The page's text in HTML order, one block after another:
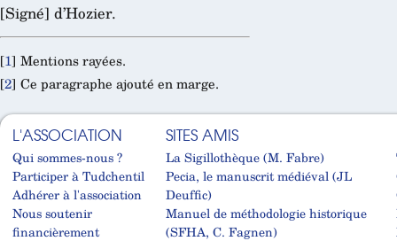
[Signé] d’Hozier.
[1] Mentions rayées.
[2] Ce paragraphe ajouté en marge.
L'ASSOCIATION
Qui sommes-nous ?
Participer à Tudchentil
Adhérer à l'association
Nous soutenir
financièrement
SITES AMIS
La Sigillothèque (M. Fabre)
Pecia, le manuscrit médiéval (JL
Deuffic)
Manuel de méthodologie historique
(SFHA, C. Fagnen)